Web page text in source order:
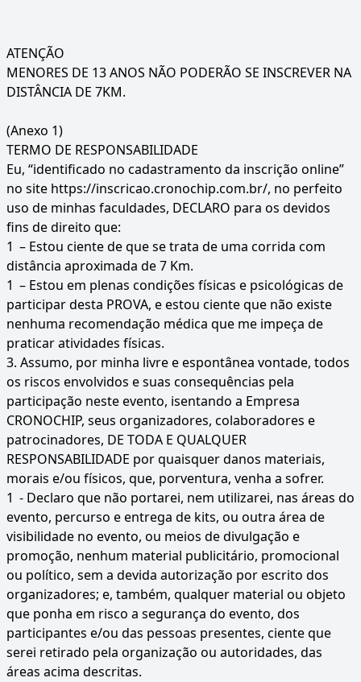
ATENÇÃO
MENORES DE 13 ANOS NÃO PODERÃO SE INSCREVER NA
DISTÂNCIA DE 7KM.
(Anexo 1)
TERMO DE RESPONSABILIDADE
Eu, “identificado no cadastramento da inscrição online”
no site https://inscricao.cronochip.com.br/, no perfeito
uso de minhas faculdades, DECLARO para os devidos
fins de direito que:
1 – Estou ciente de que se trata de uma corrida com
distância aproximada de 7 Km.
1 – Estou em plenas condições físicas e psicológicas de
participar desta PROVA, e estou ciente que não existe
nenhuma recomendação médica que me impeça de
praticar atividades físicas.
3. Assumo, por minha livre e espontânea vontade, todos
os riscos envolvidos e suas consequências pela
participação neste evento, isentando a Empresa
CRONOCHIP, seus organizadores, colaboradores e
patrocinadores, DE TODA E QUALQUER
RESPONSABILIDADE por quaisquer danos materiais,
morais e/ou físicos, que, porventura, venha a sofrer.
1 - Declaro que não portarei, nem utilizarei, nas áreas do
evento, percurso e entrega de kits, ou outra área de
visibilidade no evento, ou meios de divulgação e
promoção, nenhum material publicitário, promocional
ou político, sem a devida autorização por escrito dos
organizadores; e, também, qualquer material ou objeto
que ponha em risco a segurança do evento, dos
participantes e/ou das pessoas presentes, ciente que
serei retirado pela organização ou autoridades, das
áreas acima descritas.